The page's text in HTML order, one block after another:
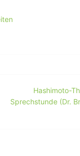
Hashimoto-
Sprechstunde (Dr.